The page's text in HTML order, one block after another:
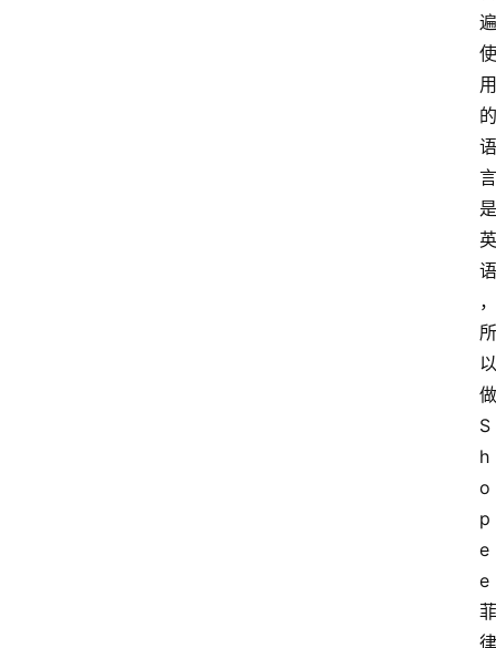
遍
使
用
的
语
言
是
英
语
，
所
以
做
S
h
o
p
e
e
菲
律